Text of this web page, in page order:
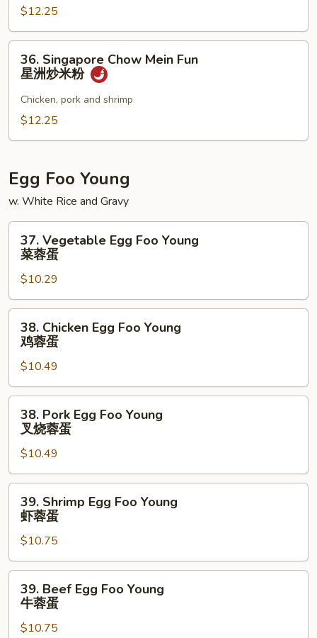
Mein
Fun
本
$12.25
Singapore
Chow
Mein
Fun
米
粉
36. Singapore Chow Mein Fun
星洲炒米粉
Chicken, pork and shrimp
$12.25
Egg Foo Young
w. White Rice and Gravy
Vegetable
Egg
Foo
Young
菜
37. Vegetable Egg Foo Young
菜蓉蛋
$10.29
Chicken
Egg
Foo
Young
鸡
38. Chicken Egg Foo Young
鸡蓉蛋
$10.49
Pork
Egg
Foo
Young
叉
38. Pork Egg Foo Young
叉烧蓉蛋
$10.49
Shrimp
Egg
Foo
Young
虾
39. Shrimp Egg Foo Young
虾蓉蛋
$10.75
Beef
Egg
Foo
39. Beef Egg Foo Young
牛蓉蛋
$10.75